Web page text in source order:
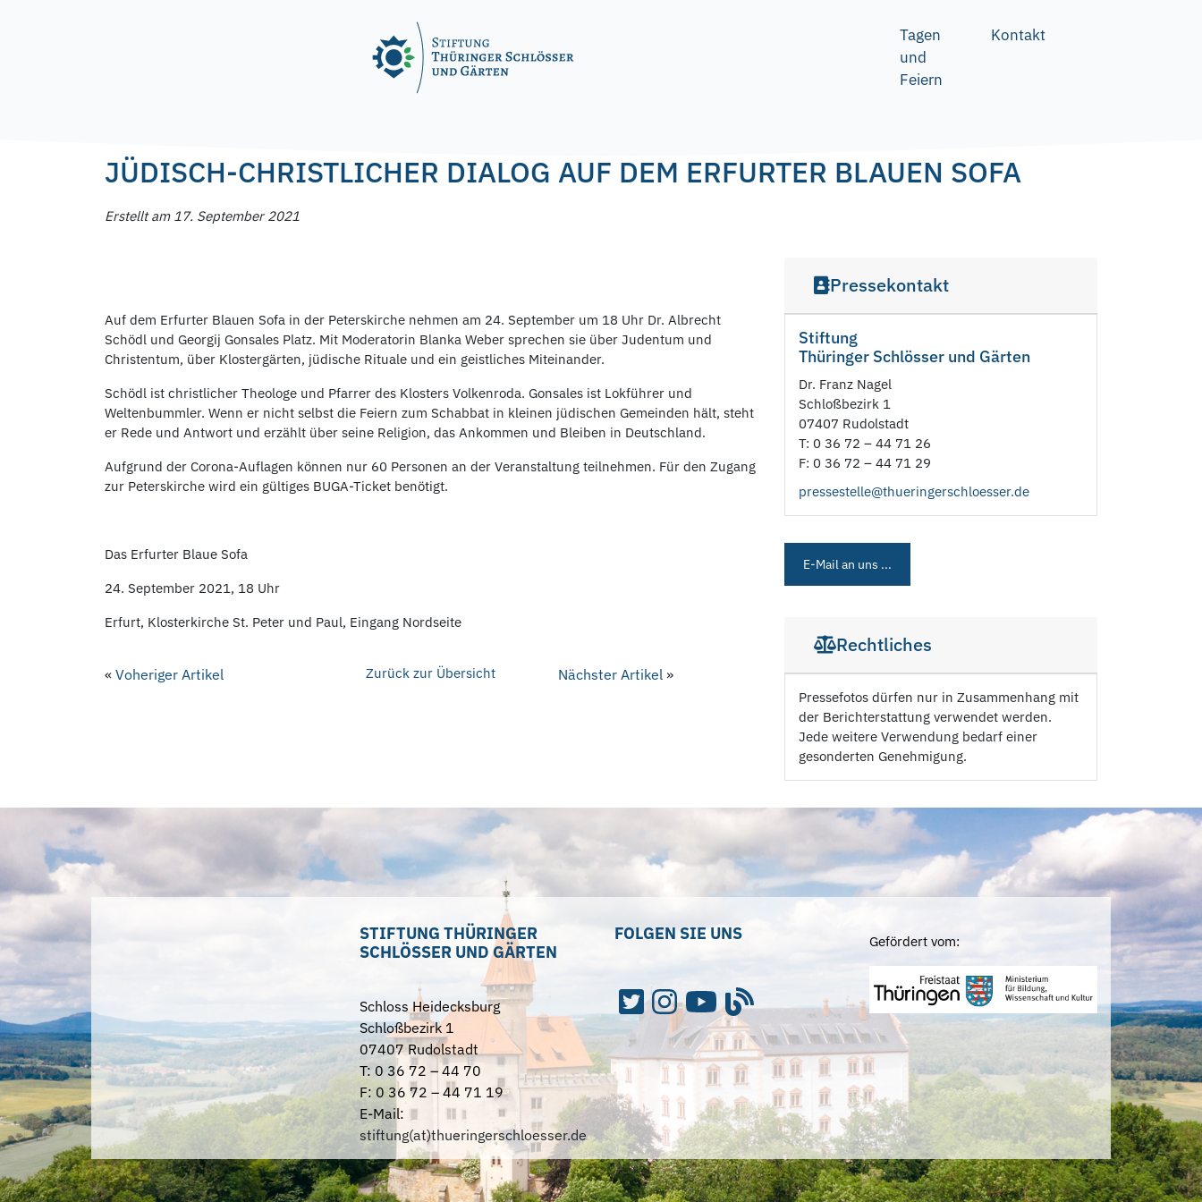
Tagen
und
Feiern
Kontakt
JÜDISCH-CHRISTLICHER DIALOG AUF DEM ERFURTER BLAUEN SOFA
Erstellt am 17. September 2021
Auf dem Erfurter Blauen Sofa in der Peterskirche nehmen am 24. September um 18 Uhr Dr. Albrecht
Schödl und Georgij Gonsales Platz. Mit Moderatorin Blanka Weber sprechen sie über Judentum und
Christentum, über Klostergärten, jüdische Rituale und ein geistliches Miteinander.
Schödl ist christlicher Theologe und Pfarrer des Klosters Volkenroda. Gonsales ist Lokführer und
Weltenbummler. Wenn er nicht selbst die Feiern zum Schabbat in kleinen jüdischen Gemeinden hält, steht
er Rede und Antwort und erzählt über seine Religion, das Ankommen und Bleiben in Deutschland.
Aufgrund der Corona-Auflagen können nur 60 Personen an der Veranstaltung teilnehmen. Für den Zugang
zur Peterskirche wird ein gültiges BUGA-Ticket benötigt.
Das Erfurter Blaue Sofa
24. September 2021, 18 Uhr
Erfurt, Klosterkirche St. Peter und Paul, Eingang Nordseite
« Voheriger Artikel Zurück zur Übersicht Nächster Artikel»
Pressekontakt
Stiftung
Thüringer Schlösser und Gärten
Dr. Franz Nagel
Schloßbezirk 1
07407 Rudolstadt
T: 0 36 72 – 44 71 26
F: 0 36 72 – 44 71 29
pressestelle@thueringerschloesser.de
E-Mail an uns ...
Rechtliches
Pressefotos dürfen nur in Zusammenhang mit
der Berichterstattung verwendet werden.
Jede weitere Verwendung bedarf einer
gesonderten Genehmigung.
STIFTUNG THÜRINGER
SCHLÖSSER UND GÄRTEN
Schloss Heidecksburg
Schloßbezirk 1
07407 Rudolstadt
T: 0 36 72 – 44 70
F: 0 36 72 – 44 71 19
E-Mail:
stiftung(at)thueringerschloesser.de
FOLGEN SIE UNS Gefördert vom: